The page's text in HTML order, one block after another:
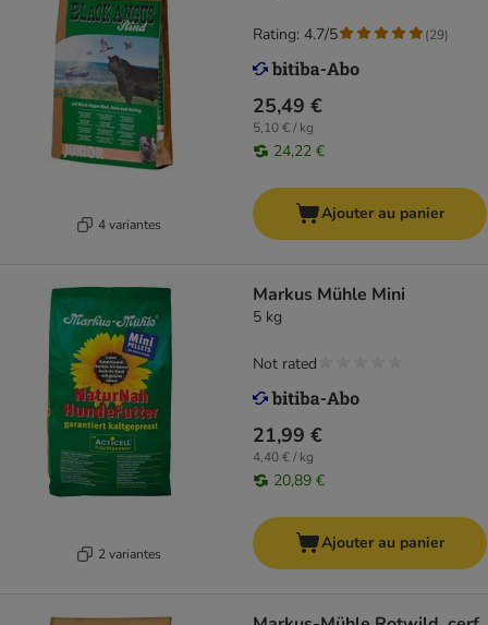
4 variantes
25,49 €
5,10 € / kg
24,22 €
Rating: 4.7/5 (29)
Ajouter au panier
2 variantes
Markus Mühle Mini
5 kg
21,99 €
4,40 € / kg
20,89 €
Not rated
Ajouter au panier